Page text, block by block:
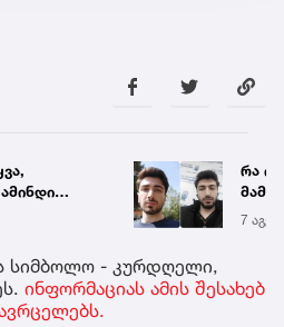
რა
7 აგვ
სიმბოლო - კურდღელი,
ინფორმაციას ამის შესახებ